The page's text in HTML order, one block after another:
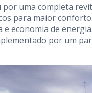
por uma completa
para maior
e economia de
por um